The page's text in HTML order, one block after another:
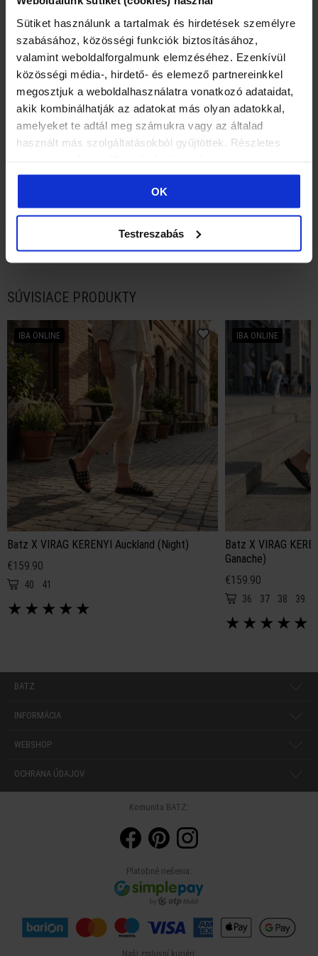
Sütiket használunk a tartalmak és hirdetések személyre
szabásához, közösségi funkciók biztosításához,
valamint weboldalforgalmunk elemzéséhez. Ezenkívül
közösségi média-, hirdető- és elemező partnereinkkel
megosztjuk a weboldalhasználatra vonatkozó adataidat,
akik kombinálhatják az adatokat más olyan adatokkal,
amelyeket te adtál meg számukra vagy az általad
használt más szolgáltatásokból gyűjtöttek. Részletes
OK
Testreszabás
AKCIA
€269.90 €215.90
€269.90 €215.90
SÚVISIACE PRODUKTY
IBA ONLINE
Batz X VIRAG KERENYI Auckland (Night)
€159.90
40 41
★ ★ ★ ★ ★
IBA ONLINE
Batz X VIRAG
Ganache)
€159.90
36 37 38 39
★ ★ ★ ★ ★
BATZ
INFORMÁCIA
WEBSHOP
OCHRANA ÚDAJOV
Komunita BATZ:
Platobné riešenia:
Naši zmluvní kuriéri: